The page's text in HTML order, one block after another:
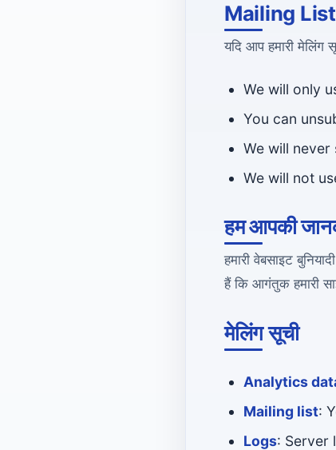
Mailing List
यदि आप हमारी मेलिंग
We will only
You can
We will
We will not
हम आपकी
हमारी वेबसाइट
हैं कि आगंतुक हमारी
मेलिंग सूची
Analytics
Mailing list:
Logs: Server